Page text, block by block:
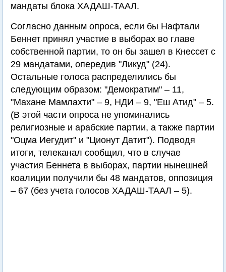
мандаты блока ХАДАШ-ТААЛ.
Согласно данным опроса, если бы Нафтали
Беннет принял участие в выборах во главе
собственной партии, то он бы зашел в Кнессет с
29 мандатами, опередив "Ликуд" (24).
Остальные голоса распределились бы
следующим образом: "Демократим" – 11,
"Махане Мамлахти" – 9, НДИ – 9, "Еш Атид" – 5.
(В этой части опроса не упоминались
религиозные и арабские партии, а также партии
"Оцма Иегудит" и "Ционут Датит"). Подводя
итоги, телеканал сообщил, что в случае
участия Беннета в выборах, партии нынешней
коалиции получили бы 48 мандатов, оппозиция
– 67 (без учета голосов ХАДАШ-ТААЛ – 5).